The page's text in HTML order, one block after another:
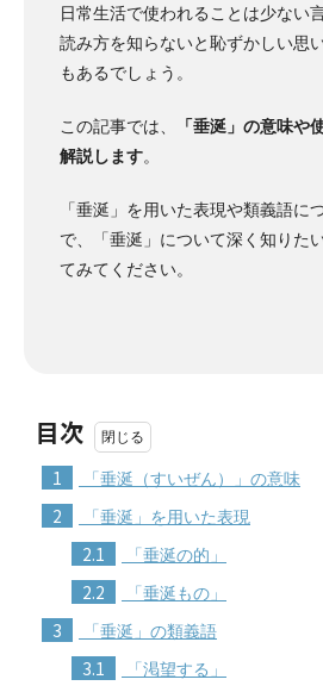
日常生活で使われることは少ない
読み方を知らないと恥ずかしい思
もあるでしょう。
この記事では、
「垂涎」の意味や
解説します。
「垂涎」を用いた表現や類義語に
で、「垂涎」について深く知りた
てみてください。
目次
1 「垂涎（すいぜん）」の意味
2 「垂涎」を用いた表現
2.1 「垂涎の的」
2.2 「垂涎もの」
3 「垂涎」の類義語
3.1 「渇望する」